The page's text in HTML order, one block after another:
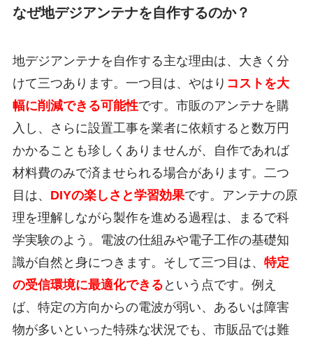
なぜ地デジアンテナを自作するのか？
地デジアンテナを自作する主な理由は、大きく分
けて三つあります。一つ目は、やはり コストを大
幅に削減できる可能性です。市販のアンテナを購
入し、さらに設置工事を業者に依頼すると数万円
かかることも珍しくありませんが、自作であれば
材料費のみで済ませられる場合があります。二つ
目は、 DIYの楽しさと学習効果です。アンテナの原
理を理解しながら製作を進める過程は、まるで科
学実験のよう。電波の仕組みや電子工作の基礎知
識が自然と身につきます。そして三つ目は、 特定
の受信環境に最適化できる という点です。例え
ば、特定の方向からの電波が弱い、あるいは障害
物が多いといった特殊な状況でも、市販品では難